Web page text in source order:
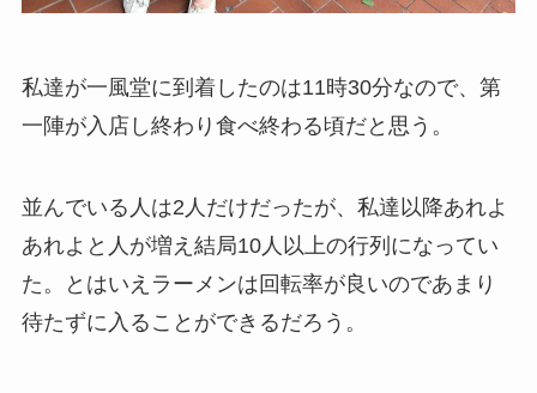
私達が一風堂に到着したのは11時30分なので、第
一陣が入店し終わり食べ終わる頃だと思う。
並んでいる人は2人だけだったが、私達以降あれよ
あれよと人が増え結局10人以上の行列になってい
た。とはいえラーメンは回転率が良いのであまり
待たずに入ることができるだろう。